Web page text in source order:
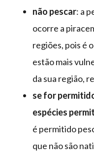
não pescar: a
ocorre a
regiões, pois é
estão mais
da sua região,
se for
espécies
é permitido
que não são